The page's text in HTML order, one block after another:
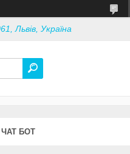
Львів, Україна
ЧАТ БОТ